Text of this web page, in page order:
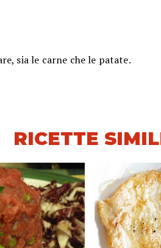
sia le carne che le patate.
RICETTE